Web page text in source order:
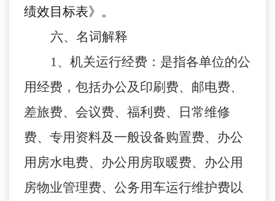
绩效目标表》。
六、名词解释
1 、机关运行经费：是指各单位的公
用经费，包括办公及印刷费、邮电费、
差旅费、会议费、福利费、日常维修
费、专用资料及一般设备购置费、办公
用房水电费、办公用房取暖费、办公用
房物业管理费、公务用车运行维护费以